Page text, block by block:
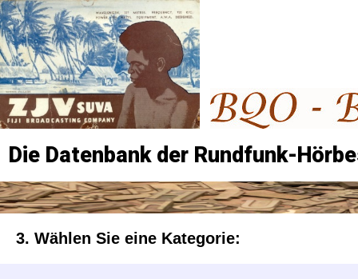
Die Datenbank der Rundfunk-
3. Wählen Sie eine Kategorie: